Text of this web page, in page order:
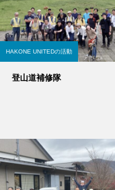
HAKONE UNITEDの活動
登山道補修隊